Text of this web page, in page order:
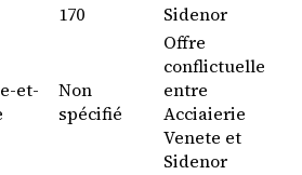
170 Sidenor
et-
Non
spécifié
Offre
conflictuelle
entre
Acciaierie
Venete et
Sidenor